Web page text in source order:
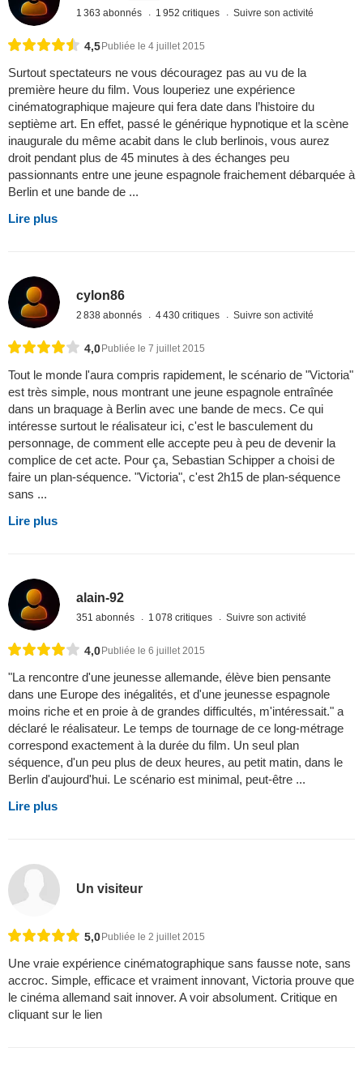
1 363 abonnés 1 952 critiques Suivre son activité
4,5 Publiée le 4 juillet 2015
Surtout spectateurs ne vous découragez pas au vu de la
première heure du film. Vous louperiez une expérience
cinématographique majeure qui fera date dans l’histoire du
septième art. En effet, passé le générique hypnotique et la scène
inaugurale du même acabit dans le club berlinois, vous aurez
droit pendant plus de 45 minutes à des échanges peu
passionnants entre une jeune espagnole fraichement débarquée à
Berlin et une bande de ...
Lire plus
cylon86
2 838 abonnés 4 430 critiques Suivre son activité
4,0 Publiée le 7 juillet 2015
Tout le monde l'aura compris rapidement, le scénario de "Victoria"
est très simple, nous montrant une jeune espagnole entraînée
dans un braquage à Berlin avec une bande de mecs. Ce qui
intéresse surtout le réalisateur ici, c'est le basculement du
personnage, de comment elle accepte peu à peu de devenir la
complice de cet acte. Pour ça, Sebastian Schipper a choisi de
faire un plan-séquence. "Victoria", c'est 2h15 de plan-séquence
sans ...
Lire plus
alain-92
351 abonnés 1 078 critiques Suivre son activité
4,0 Publiée le 6 juillet 2015
"La rencontre d'une jeunesse allemande, élève bien pensante
dans une Europe des inégalités, et d'une jeunesse espagnole
moins riche et en proie à de grandes difficultés, m'intéressait." a
déclaré le réalisateur. Le temps de tournage de ce long-métrage
correspond exactement à la durée du film. Un seul plan
séquence, d'un peu plus de deux heures, au petit matin, dans le
Berlin d'aujourd'hui. Le scénario est minimal, peut-être ...
Lire plus
Un visiteur
5,0Publiée le 2 juillet 2015
Une vraie expérience cinématographique sans fausse note, sans
accroc. Simple, efficace et vraiment innovant, Victoria prouve que
le cinéma allemand sait innover. A voir absolument. Critique en
cliquant sur le lien